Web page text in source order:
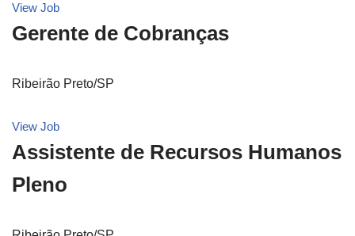
View Job
Gerente de Cobranças
Ribeirão Preto/SP
View Job
Assistente de Recursos Humanos
Pleno